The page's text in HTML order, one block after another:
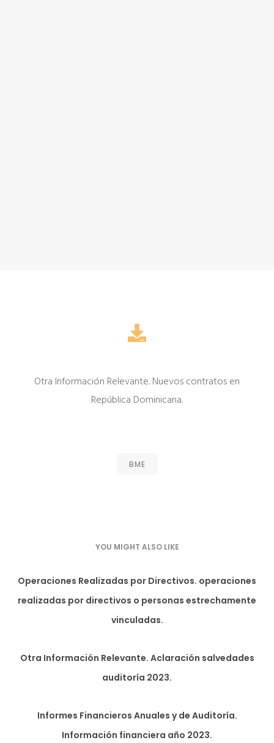
Otra Información Relevante. Nuevos contratos en
República Dominicana.
BME
YOU MIGHT ALSO LIKE
Operaciones Realizadas por Directivos. operaciones
realizadas por directivos o personas estrechamente
vinculadas.
Otra Información Relevante. Aclaración salvedades
auditoría 2023.
Informes Financieros Anuales y de Auditoría.
Información financiera año 2023.